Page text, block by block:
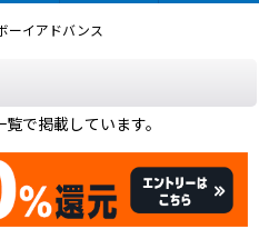
ーイアドバンス
で掲載しています。